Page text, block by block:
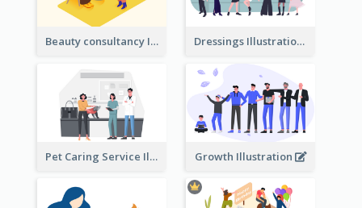
Beauty consultancy Illustration Dressings Illustration
Pet Caring Service Illustration Growth Illustration